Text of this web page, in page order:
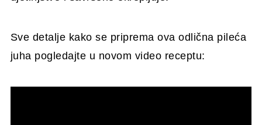
Sve detalje kako se priprema ova odlična pileća
juha pogledajte u novom video receptu: